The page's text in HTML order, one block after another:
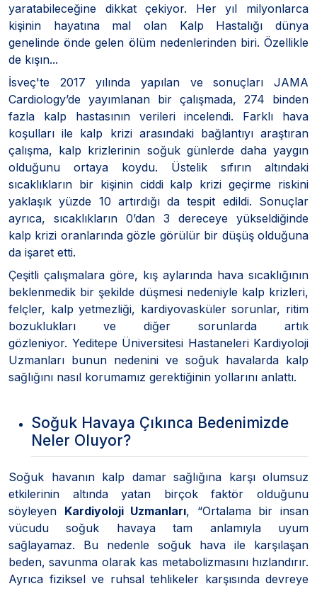
yaratabileceğine dikkat çekiyor. Her yıl milyonlarca
kişinin hayatına mal olan Kalp Hastalığı dünya
genelinde önde gelen ölüm nedenlerinden biri. Özellikle
de kışın...
İsveç'te 2017 yılında yapılan ve sonuçları JAMA
Cardiology’de yayımlanan bir çalışmada, 274 binden
fazla kalp hastasının verileri incelendi. Farklı hava
koşulları ile kalp krizi arasındaki bağlantıyı araştıran
çalışma, kalp krizlerinin soğuk günlerde daha yaygın
olduğunu ortaya koydu. Üstelik sıfırın altındaki
sıcaklıkların bir kişinin ciddi kalp krizi geçirme riskini
yaklaşık yüzde 10 artırdığı da tespit edildi. Sonuçlar
ayrıca, sıcaklıkların 0’dan 3 dereceye yükseldiğinde
kalp krizi oranlarında gözle görülür bir düşüş olduğuna
da işaret etti.
Çeşitli çalışmalara göre, kış aylarında hava sıcaklığının
beklenmedik bir şekilde düşmesi nedeniyle kalp krizleri,
felçler, kalp yetmezliği, kardiyovasküler sorunlar, ritim
bozuklukları ve diğer sorunlarda artık
gözleniyor. Yeditepe Üniversitesi Hastaneleri Kardiyoloji
Uzmanları bunun nedenini ve soğuk havalarda kalp
sağlığını nasıl korumamız gerektiğinin yollarını anlattı.
Soğuk Havaya Çıkınca Bedenimizde
Neler Oluyor?
Soğuk havanın kalp damar sağlığına karşı olumsuz
etkilerinin altında yatan birçok faktör olduğunu
söyleyen Kardiyoloji Uzmanları, “Ortalama bir insan
vücudu soğuk havaya tam anlamıyla uyum
sağlayamaz. Bu nedenle soğuk hava ile karşılaşan
beden, savunma olarak kas metabolizmasını hızlandırır.
Ayrıca fiziksel ve ruhsal tehlikeler karşısında devreye